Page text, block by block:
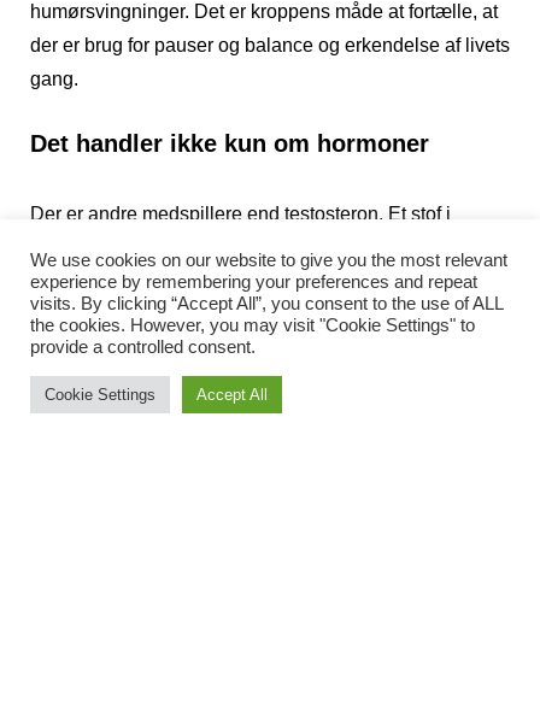
humørsvingninger. Det er kroppens måde at fortælle, at
der er brug for pauser og balance og erkendelse af livets
gang.
Det handler ikke kun om hormoner
Der er andre medspillere end testosteron. Et stof i
testosteronet, så der er mindre frit og aktivt hormon i
omløb. Samtidig kan hormonet prolaktin – som normalt
holdes i skak af signalstoffet dopamin – begynde at
stige ved stress eller ubalance. Det kan yderligere
dæmpe energien og påvirke humør og sexlyst.
We use cookies on our website to give you the most relevant
experience by remembering your preferences and repeat
visits. By clicking “Accept All”, you consent to the use of ALL
the cookies. However, you may visit "Cookie Settings" to
provide a controlled consent.
Cookie Settings Accept All